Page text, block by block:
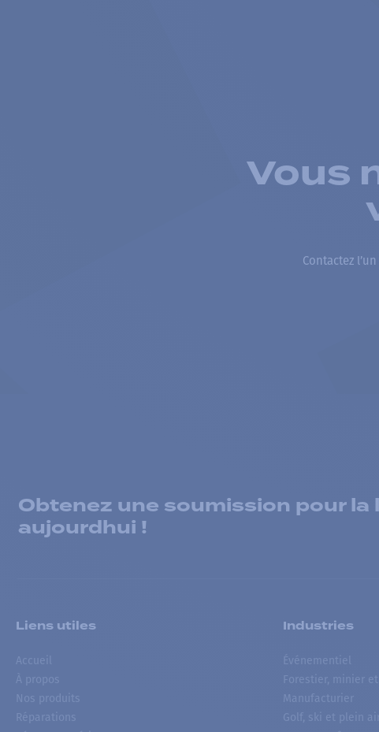
Vous
Contactez
Obtenez une soumission pour
aujourdhui !
Liens utiles
Accueil
À propos
Nos produits
Réparations
Industries
Événementiel
Forestier, minier
Manufacturier
Golf, ski et plein air